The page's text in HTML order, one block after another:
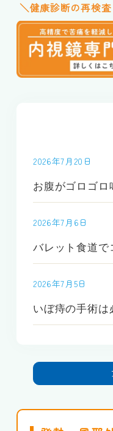
＼健康診断の再検
2026年7月20日
2026年7月6日
2026年7月5日